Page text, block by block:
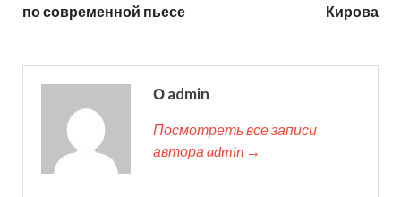
по современной пьесе
Кирова
О admin
Посмотреть все записи
автора admin →